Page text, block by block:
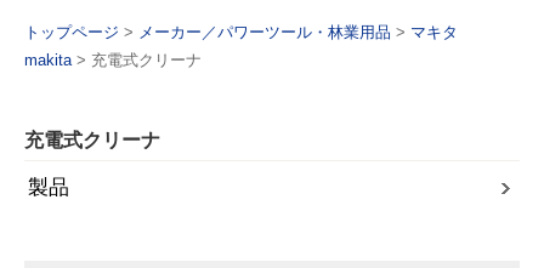
トップページ > メーカー／パワーツール・林業用品 > マキタ
makita> 充電式クリーナ
充電式クリーナ
製品